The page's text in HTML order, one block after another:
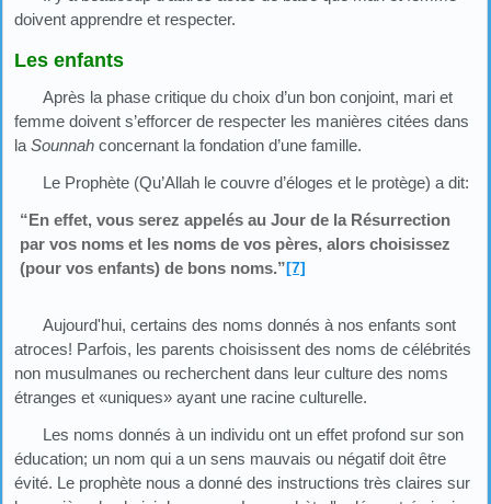
doivent apprendre et respecter.
Les enfants
Après la phase critique du choix d’un bon conjoint, mari et
femme doivent s’efforcer de respecter les manières citées dans
la Sounnah concernant la fondation d’une famille.
Le Prophète (Qu’Allah le couvre d’éloges et le protège) a dit:
“En effet, vous serez appelés au Jour de la Résurrection
par vos noms et les noms de vos pères, alors choisissez
(pour vos enfants) de bons noms.”[7]
Aujourd'hui, certains des noms donnés à nos enfants sont
atroces! Parfois, les parents choisissent des noms de célébrités
non musulmanes ou recherchent dans leur culture des noms
étranges et «uniques» ayant une racine culturelle.
Les noms donnés à un individu ont un effet profond sur son
éducation; un nom qui a un sens mauvais ou négatif doit être
évité. Le prophète nous a donné des instructions très claires sur